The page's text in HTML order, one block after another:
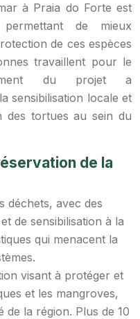
à Praia do Forte est
de mieux
de ces espèces
travaillent pour le
du projet a
sensibilisation locale et
des tortues au sein du
de la
déchets, avec des
de sensibilisation à la
qui menacent la
visant à protéger et
et les mangroves,
de la région. Plus de 10